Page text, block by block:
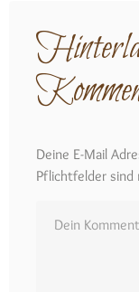
Deine E-Mail
Pflichtfelder sind